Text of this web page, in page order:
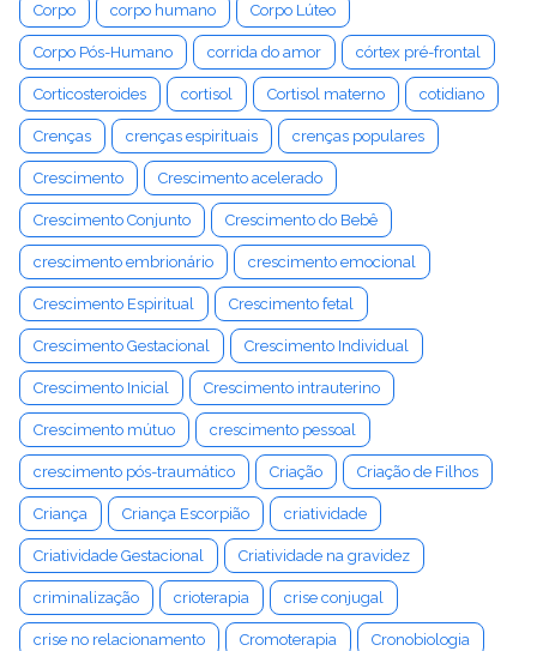
Corpo corpo humano Corpo Lúteo
Corpo Pós-Humano corrida do amor córtex pré-frontal
Corticosteroides cortisol Cortisol materno cotidiano
Crenças crenças espirituais crenças populares
Crescimento Crescimento acelerado
Crescimento Conjunto Crescimento do Bebê
crescimento embrionário crescimento emocional
Crescimento Espiritual Crescimento fetal
Crescimento Gestacional Crescimento Individual
Crescimento Inicial Crescimento intrauterino
Crescimento mútuo crescimento pessoal
crescimento pós-traumático Criação Criação de Filhos
Criança Criança Escorpião criatividade
Criatividade Gestacional Criatividade na gravidez
criminalização crioterapia crise conjugal
crise no relacionamento Cromoterapia Cronobiologia